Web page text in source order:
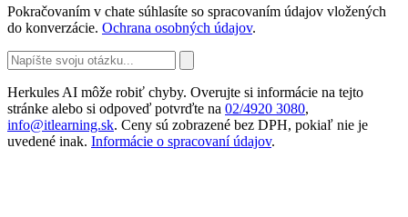
Pokračovaním v chate súhlasíte so spracovaním údajov vložených
do konverzácie. Ochrana osobných údajov.
Herkules AI môže robiť chyby. Overujte si informácie na tejto
stránke alebo si odpoveď potvrďte na 02/4920 3080,
info@itlearning.sk. Ceny sú zobrazené bez DPH, pokiaľ nie je
uvedené inak. Informácie o spracovaní údajov.